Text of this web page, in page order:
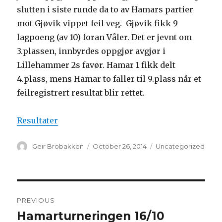
slutten i siste runde da to av Hamars partier
mot Gjøvik vippet feil veg. Gjøvik fikk 9
lagpoeng (av 10) foran Våler. Det er jevnt om
3.plassen, innbyrdes oppgjør avgjør i
Lillehammer 2s favør. Hamar 1 fikk delt
4.plass, mens Hamar to faller til 9.plass når et
feilregistrert resultat blir rettet.
Resultater
Author
Geir Brobakken
Posted
October 26, 2014 Categories
Uncategorized
navigation
PREVIOUS
Previous
Hamarturneringen 16/10